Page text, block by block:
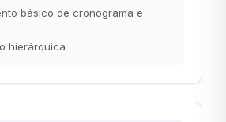
básico de cronograma e
hierárquica